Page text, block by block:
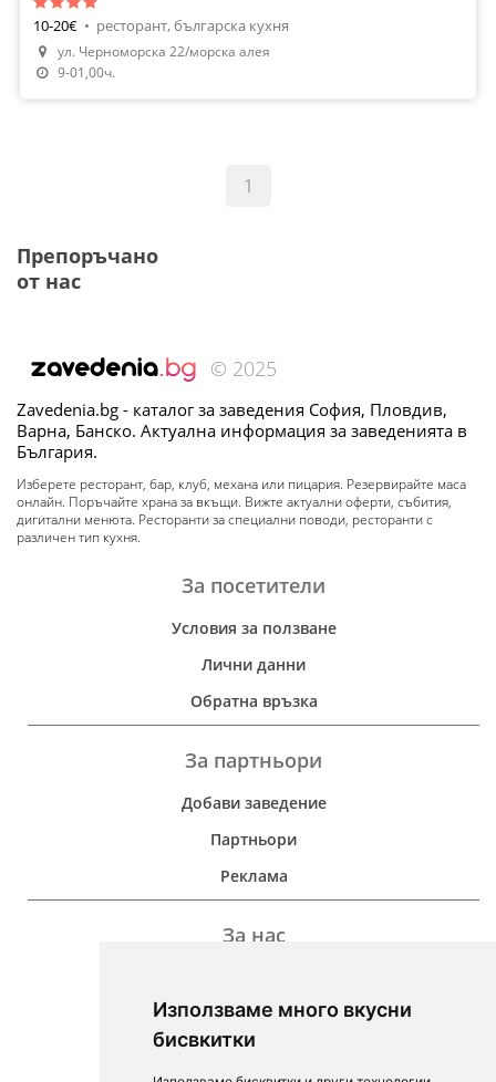
Използваме много вкусни
бисвкитки
10-20€ • ресторант, българска кухня
ул. Черноморска 22/морска алея
9-01,00ч.
1
Препоръчано
от нас
© 2025
Zavedenia.bg - каталог за заведения София, Пловдив,
Варна, Банско. Актуална информация за заведенията в
България.
Изберете ресторант, бар, клуб, механа или пицария. Резервирайте маса
онлайн. Поръчайте храна за вкъщи. Вижте актуални оферти, събития,
дигитални менюта. Ресторанти за специални поводи, ресторанти с
различен тип кухня.
За посетители
Условия за ползване
Лични данни
Обратна връзка
За партньори
Добави заведение
Партньори
Реклама
За нас
Контакти
For Investors